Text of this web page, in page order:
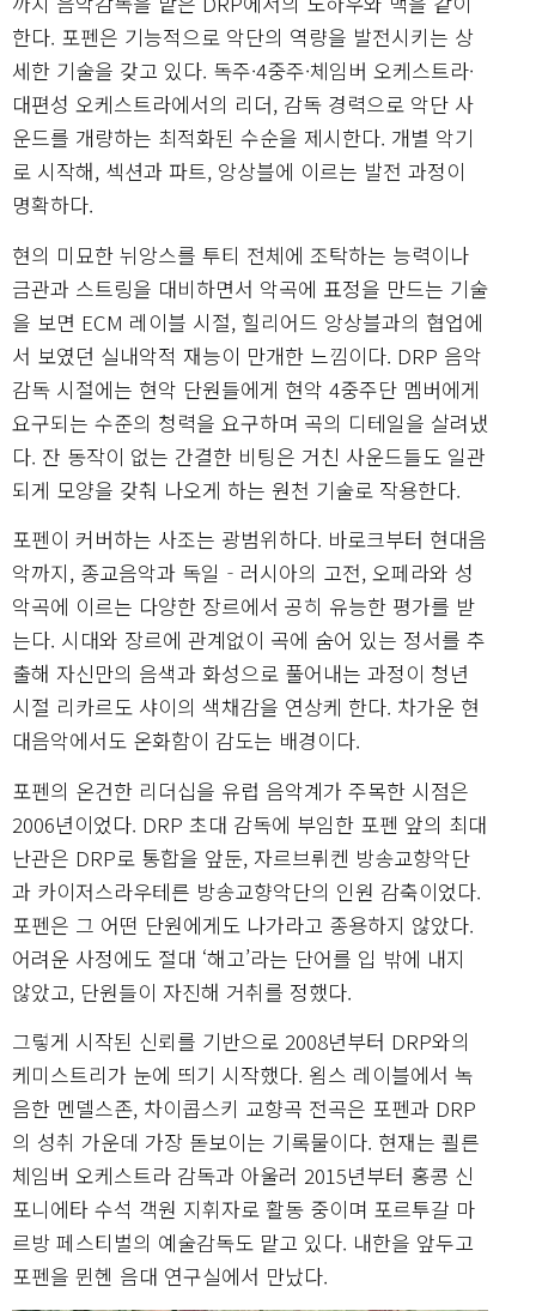
한다. 포펜은 기능적으로 악단의 역량을 발전시키는 상
세한 기술을 갖고 있다. 독주·4중주·체임버 오케스트라·
대편성 오케스트라에서의 리더, 감독 경력으로 악단 사
운드를 개량하는 최적화된 수순을 제시한다. 개별 악기
로 시작해, 섹션과 파트, 앙상블에 이르는 발전 과정이
명확하다.
현의 미묘한 뉘앙스를 투티 전체에 조탁하는 능력이나
금관과 스트링을 대비하면서 악곡에 표정을 만드는 기술
을 보면 ECM 레이블 시절, 힐리어드 앙상블과의 협업에
서 보였던 실내악적 재능이 만개한 느낌이다. DRP 음악
감독 시절에는 현악 단원들에게 현악 4중주단 멤버에게
요구되는 수준의 청력을 요구하며 곡의 디테일을 살려냈
다. 잔 동작이 없는 간결한 비팅은 거친 사운드들도 일관
되게 모양을 갖춰 나오게 하는 원천 기술로 작용한다.
포펜이 커버하는 사조는 광범위하다. 바로크부터 현대음
악까지, 종교음악과 독일‐러시아의 고전, 오페라와 성
악곡에 이르는 다양한 장르에서 공히 유능한 평가를 받
는다. 시대와 장르에 관계없이 곡에 숨어 있는 정서를 추
출해 자신만의 음색과 화성으로 풀어내는 과정이 청년
시절 리카르도 샤이의 색채감을 연상케 한다. 차가운 현
대음악에서도 온화함이 감도는 배경이다.
포펜의 온건한 리더십을 유럽 음악계가 주목한 시점은
2006년이었다. DRP 초대 감독에 부임한 포펜 앞의 최대
난관은 DRP로 통합을 앞둔, 자르브뤼켄 방송교향악단
과 카이저스라우테른 방송교향악단의 인원 감축이었다.
포펜은 그 어떤 단원에게도 나가라고 종용하지 않았다.
어려운 사정에도 절대 ‘해고’라는 단어를 입 밖에 내지
않았고, 단원들이 자진해 거취를 정했다.
그렇게 시작된 신뢰를 기반으로 2008년부터 DRP와의
케미스트리가 눈에 띄기 시작했다. 욈스 레이블에서 녹
음한 멘델스존, 차이콥스키 교향곡 전곡은 포펜과 DRP
의 성취 가운데 가장 돋보이는 기록물이다. 현재는 쾰른
체임버 오케스트라 감독과 아울러 2015년부터 홍콩 신
포니에타 수석 객원 지휘자로 활동 중이며 포르투갈 마
르방 페스티벌의 예술감독도 맡고 있다. 내한을 앞두고
포펜을 뮌헨 음대 연구실에서 만났다.